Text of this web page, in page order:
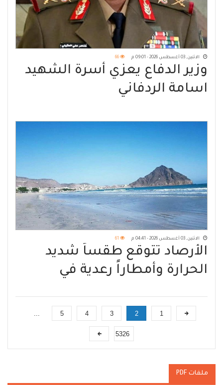
الاثنين, 03 أغسطس 2026 - 09:01 م 66
وزير الدفاع يعزي أسرة الشهيد
اسامة الردفاني
الاثنين, 03 أغسطس 2026 - 04:41 م 61
الأرصاد تتوقّع طقساً شديد
الحرارة وأمطاراً رعدية في
1
2
3
4
5
5326
ملفات PDF